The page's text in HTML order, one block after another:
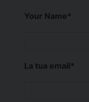
Your Name*
La tua email*